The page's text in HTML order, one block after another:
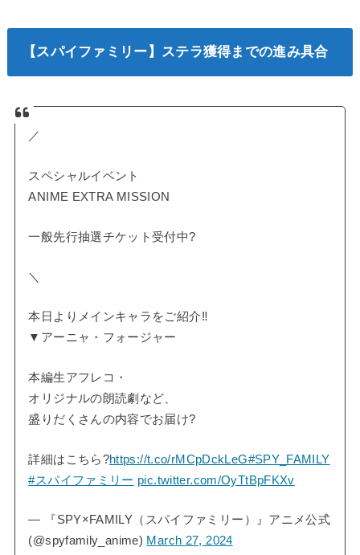
【スパイファミリー】ステラ獲得までの進み具合
／
スペシャルイベント
ANIME EXTRA MISSION
一般先行抽選チケット受付中?
＼
本日よりメインキャラをご紹介‼️
▼アーニャ・フォージャー
本編生アフレコ・
オリジナルの朗読劇など、
盛りだくさんの内容でお届け?
詳細はこちら?https://t.co/rMCpDckLeG#SPY_FAMILY
#スパイファミリー pic.twitter.com/OyTtBpFKXv
— 『SPY×FAMILY（スパイファミリー）』アニメ公式
(@spyfamily_anime) March 27, 2024